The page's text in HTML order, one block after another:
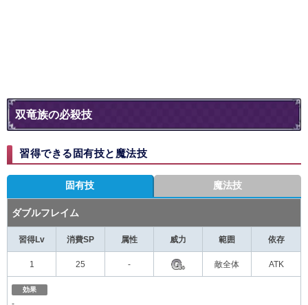
双竜族の必殺技
習得できる固有技と魔法技
固有技 魔法技
ダブルフレイム
習得Lv 消費SP 属性 威力 範囲 依存
1 25 - 敵全体 ATK
効果